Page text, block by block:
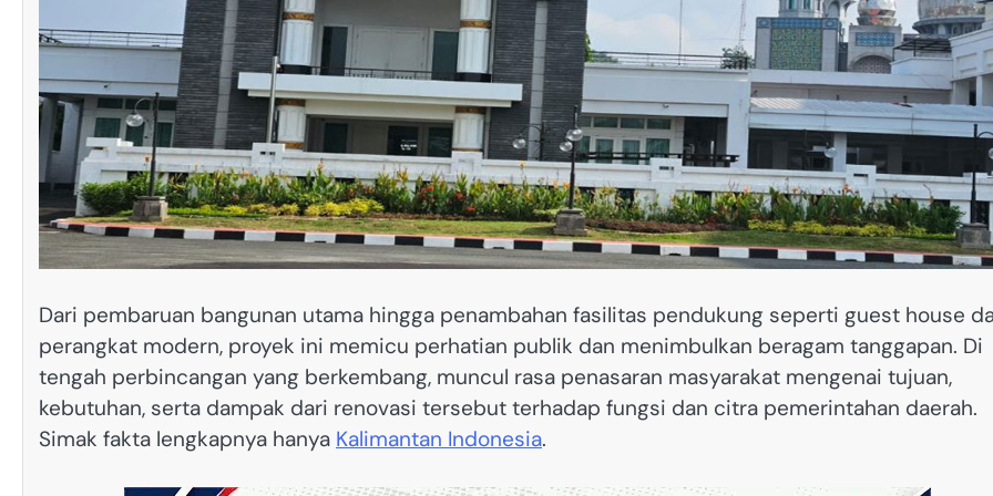
Dari pembaruan bangunan utama hingga penambahan fasilitas pendukung seperti guest house
perangkat modern, proyek ini memicu perhatian publik dan menimbulkan beragam tanggapan. Di
tengah perbincangan yang berkembang, muncul rasa penasaran masyarakat mengenai tujuan,
kebutuhan, serta dampak dari renovasi tersebut terhadap fungsi dan citra pemerintahan daerah.
Simak fakta lengkapnya hanya Kalimantan Indonesia.